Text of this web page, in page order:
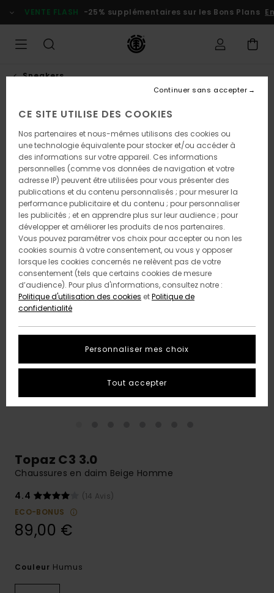
l'information
VENTE FLASH -25% supplémentaires sur les Bons Plans En
Sneakers
NOUVEAUTÉ
Topaz C3 3.0
Chaussures en daim Beige Homme
4.4
(14 Avis)
ECO-BONUS
89,00 €
Couleur Humus
CE SITE UTILISE DES COOKIES
Nos partenaires et nous-mêmes utilisons des cookies ou
une technologie équivalente pour stocker et/ou accéder à
des informations sur votre appareil. Ces informations
personnelles (comme vos données de navigation et votre
adresse IP) peuvent être utilisées pour vous présenter des
publications et du contenu personnalisés ; pour mesurer la
performance publicitaire et du contenu ; pour personnaliser
les publicités ; et en apprendre plus sur leur audience ; pour
développer et améliorer les produits de nos partenaires.
Vous pouvez paramétrer vos choix pour accepter ou non les
cookies soumis à votre consentement, ou vous y opposer
lorsque les cookies concernés ne relèvent pas de votre
consentement (tels que certains cookies de mesure
d’audience). Pour plus d'informations, consultez notre :
Politique d'utilisation des cookies etPolitique de
confidentialité
Personnaliser mes choix
Continuer sans accepter
Tout accepter